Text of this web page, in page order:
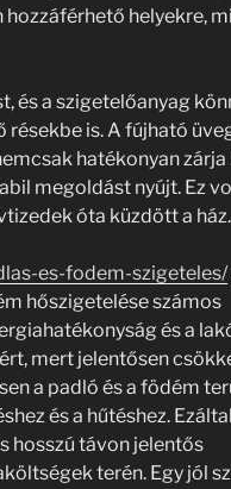
hozzáférhető helyekre,
és a szigetelőanyag
résekbe is. A fújható
hatékonyan zárja
megoldást nyújt. Ez
óta küzdött a ház.
es-fodem-szigeteles/
hőszigetelése számos
és a
mert jelentősen
a padló és a födém
és a hűtéshez.
hosszú távon jelentős
terén. Egy jól